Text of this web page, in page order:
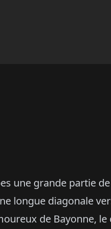
une grande partie
longue diagonale
de Bayonne,